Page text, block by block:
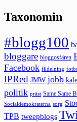
Taxonomin
#blogg100
bloggare bloggosfären
Facebook fildelning
IPRed JMW jobb
politik präst Same Same
Socialdemokraterna sorg
TPB tweepblogs